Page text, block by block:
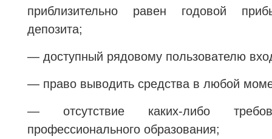
приблизительно равен годовой
депозита;
— доступный рядовому пользователю
— право выводить средства в любой
— отсутствие каких-либо
профессионального образования;